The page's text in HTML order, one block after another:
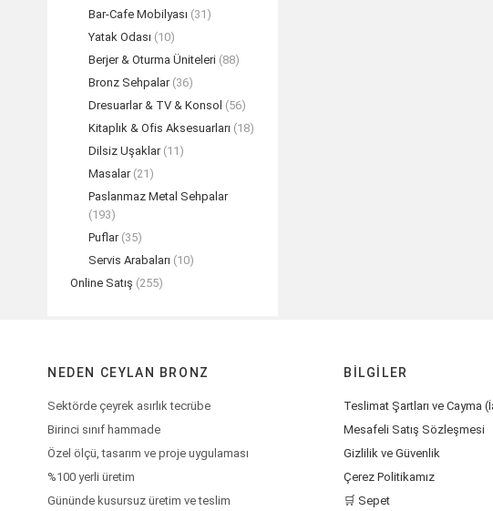
Bar-Cafe Mobilyası (31)
Yatak Odası (10)
Berjer & Oturma Üniteleri (88)
Bronz Sehpalar (36)
Dresuarlar & TV & Konsol (56)
Kitaplık & Ofis Aksesuarları (18)
Dilsiz Uşaklar (11)
Masalar (21)
Paslanmaz Metal Sehpalar
(193)
Puflar (35)
Servis Arabaları (10)
Online Satış (255)
NEDEN CEYLAN BRONZ
Sektörde çeyrek asırlık tecrübe
Birinci sınıf hammade
Özel ölçü, tasarım ve proje uygulaması
%100 yerli üretim
Gününde kusursuz üretim ve teslim
BILGILER
Teslimat Şartları ve Cayma
Mesafeli Satış Sözleşmesi
Gizlilik ve Güvenlik
Çerez Politikamız
🛒 Sepet